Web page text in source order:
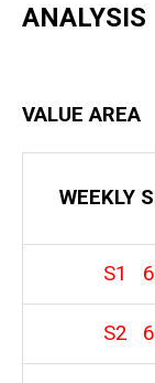
ANALYSIS
VALUE AREA
WEEKLY
S1
S2